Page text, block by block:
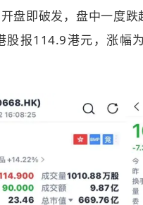
盘即破发，盘中一度
股报114.9港元，涨幅